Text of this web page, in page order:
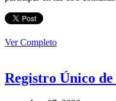
Ver Completo
Registro Único